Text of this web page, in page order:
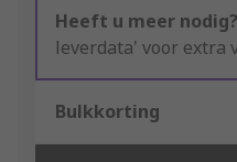
Heeft u meer nodig?
leverdata' voor extra
Bulkkorting